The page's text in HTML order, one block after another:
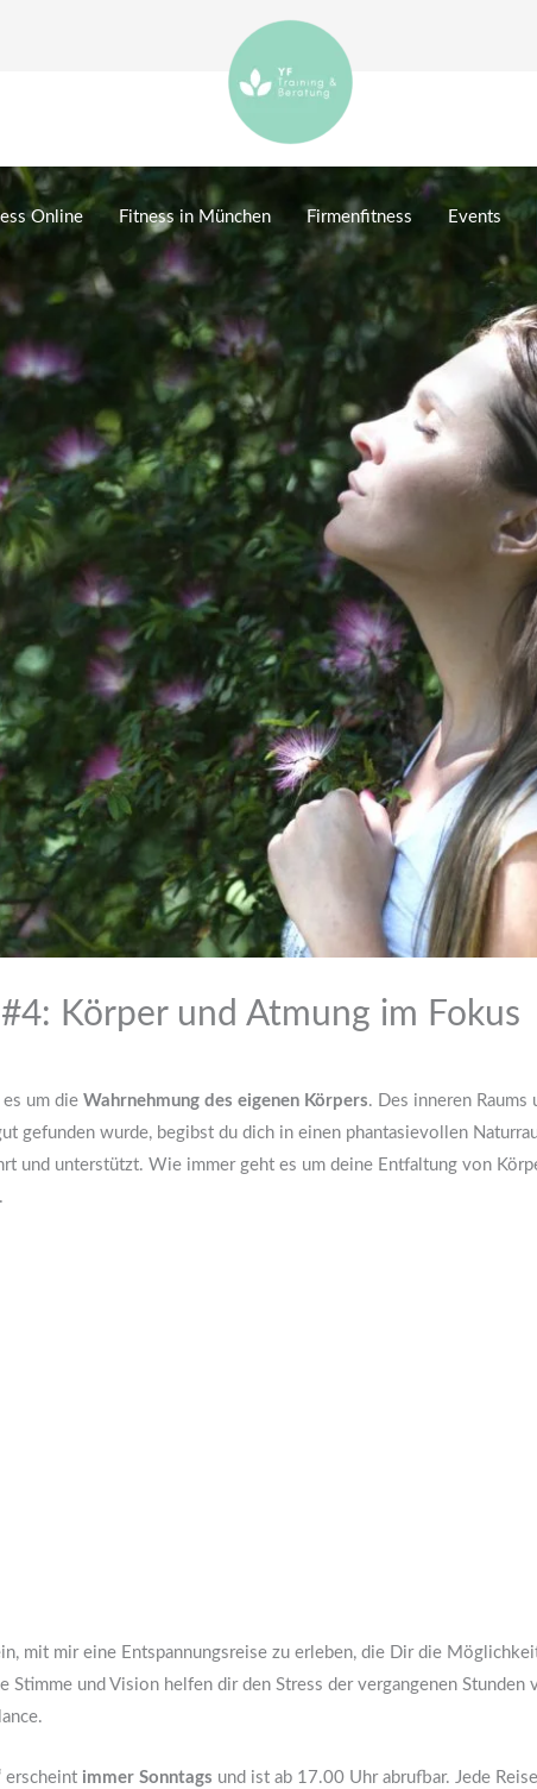
Online Fitness in München Firmenfitness Events
Körper und Atmung im Fokus
es um dieWahrnehmung des eigenen Körpers. Des inneren Raums
gefunden wurde, begibst du dich in einen phantasievollen
und unterstützt. Wie immer geht es um deine Entfaltung von
mit mir eine Entspannungsreise zu erleben, die Dir die
Stimme und Vision helfen dir den Stress der vergangenen Stunden
erscheint immer Sonntags und ist ab 17.00 Uhr abrufbar. Jede